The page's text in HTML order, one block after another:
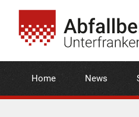
Home News